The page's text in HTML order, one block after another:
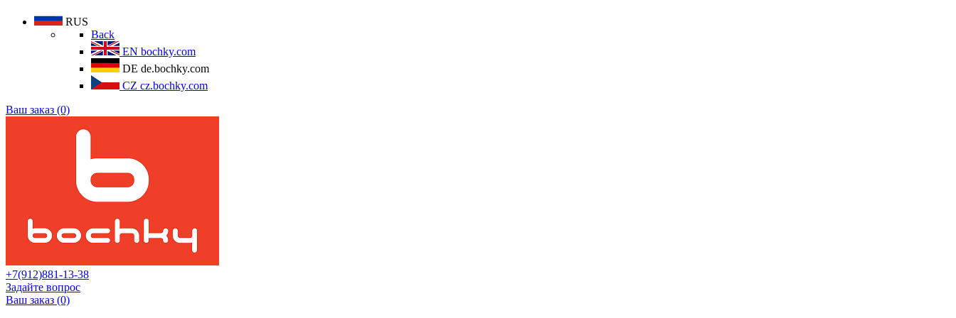
RUS
Back
EN bochky.com
DE de.bochky.com
CZ cz.bochky.com
Ваш заказ (0)
+7(912)881-13-38
Задайте вопрос
Ваш заказ (0)